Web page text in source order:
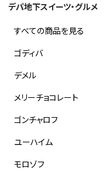
デパ地下スイーツ・グルメ
すべての商品を見る
ゴディバ
デメル
メリーチョコレート
ゴンチャロフ
ユーハイム
モロゾフ